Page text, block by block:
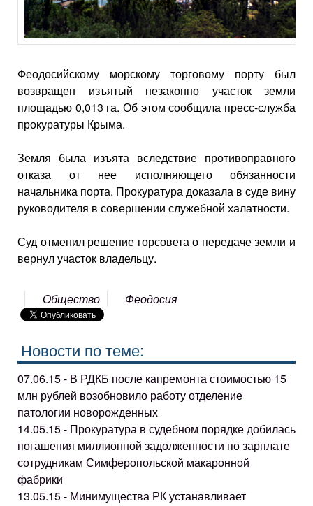
Феодосийскому морскому торговому порту был
возвращен изъятый незаконно участок земли
площадью 0,013 га. Об этом сообщила пресс-служба
прокуратуры Крыма.
Земля была изъята вследствие противоправного
отказа от нее исполняющего обязанности
начальника порта. Прокуратура доказала в суде вину
руководителя в совершении служебной халатности.
Суд отменил решение горсовета о передаче земли и
вернул участок владельцу.
Общество Феодосия
Новости по теме:
07.06.15 - В РДКБ после капремонта стоимостью 15
млн рублей возобновило работу отделение
патологии новорожденных
14.05.15 - Прокуратура в судебном порядке добилась
погашения миллионной задолженности по зарплате
сотрудникам Симферопольской макаронной
фабрики
13.05.15 - Минимущества РК устанавливает